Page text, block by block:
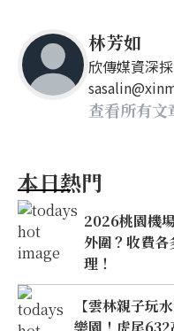
林芳如
欣傳媒資深
查看所有文
本日熱門
2026桃園機
外圍？收費
理！
【雲林親子玩
樂園！虎尾